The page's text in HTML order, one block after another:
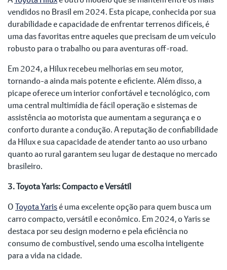
vendidos no Brasil em 2024. Esta picape, conhecida por sua
durabilidade e capacidade de enfrentar terrenos difíceis, é
uma das favoritas entre aqueles que precisam de um veículo
robusto para o trabalho ou para aventuras off-road.
Em 2024, a Hilux recebeu melhorias em seu motor,
tornando-a ainda mais potente e eficiente. Além disso, a
picape oferece um interior confortável e tecnológico, com
uma central multimídia de fácil operação e sistemas de
assistência ao motorista que aumentam a segurança e o
conforto durante a condução. A reputação de confiabilidade
da Hilux e sua capacidade de atender tanto ao uso urbano
quanto ao rural garantem seu lugar de destaque no mercado
brasileiro.
3. Toyota Yaris: Compacto e Versátil
OToyota Yarisé uma excelente opção para quem busca um
carro compacto, versátil e econômico. Em 2024, o Yaris se
destaca por seu design moderno e pela eficiência no
consumo de combustível, sendo uma escolha inteligente
para a vida na cidade.